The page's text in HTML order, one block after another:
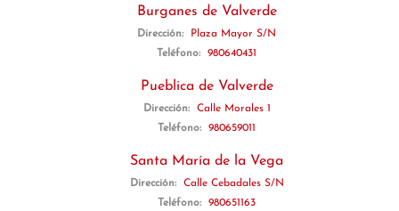
Burganes de Valverde
Dirección:
Plaza Mayor S/N
Teléfono:
980640431
Pueblica de Valverde
Dirección:
Calle Morales 1
Teléfono:
980659011
Santa María de la Vega
Dirección:
Calle Cebadales S/N
Teléfono:
980651163